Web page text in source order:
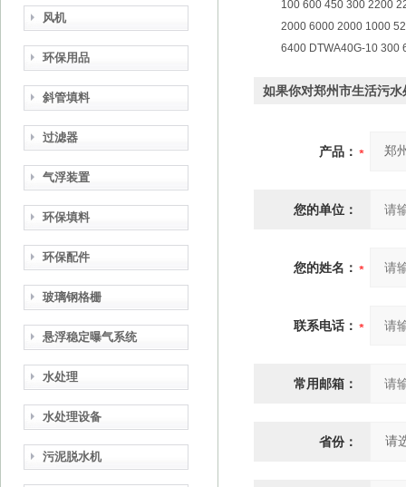
风机
环保用品
斜管填料
过滤器
气浮装置
环保填料
环保配件
玻璃钢格栅
悬浮稳定曝气系统
水处理
水处理设备
污泥脱水机
100 600 450 300 2200
2000 6000 2000 1000
6400 DTWA40G-10 300
如果你对郑州市生活污
产品：
您的单位：
您的姓名：
联系电话：
常用邮箱：
省份：